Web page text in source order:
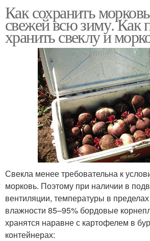
Как сохранить
свежей всю зиму. Как
хранить свеклу и
Свекла менее требовательна к
морковь. Поэтому при наличии в
вентиляции, температуры в
влажности 85–95% бордовые
хранятся наравне с картофелем в
контейнерах: